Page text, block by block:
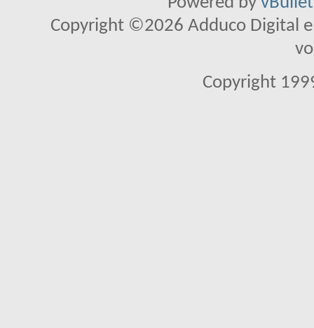
Copyright ©2026 Adduco Digital
Copyright